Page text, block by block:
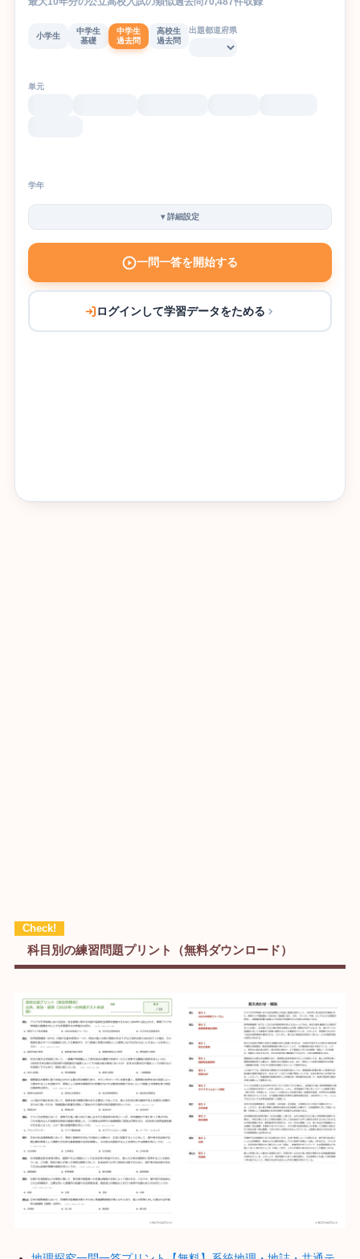
小学生
中学生
基礎
中学生
過去問
高校生
過去問
出題都道府県
単元
学年
▾詳細設定
一問一答を開始する
ログインして学習データをためる
科目別の練習問題プリント（無料ダウンロード）